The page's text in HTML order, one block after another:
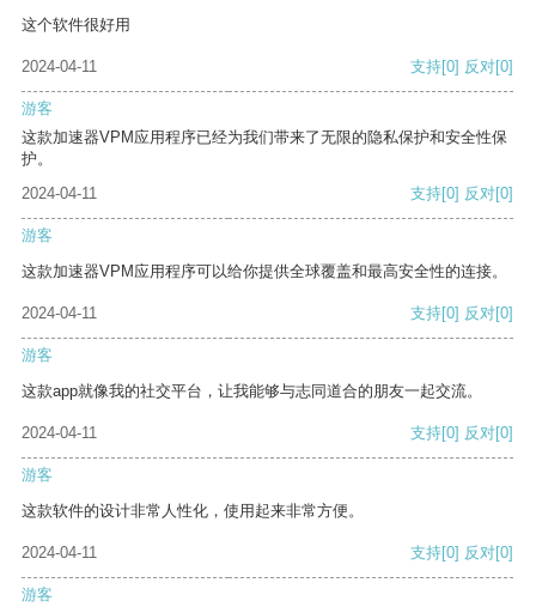
这个软件很好用
2024-04-11 支持[0] 反对[0]
游客
这款加速器VPM应用程序已经为我们带来了无限的隐私保护和安全性保
护。
2024-04-11
支持[0] 反对[0]
游客
这款加速器VPM应用程序可以给你提供全球覆盖和最高安全性的连接。
2024-04-11 支持[0] 反对[0]
游客
这款app就像我的社交平台，让我能够与志同道合的朋友一起交流。
2024-04-11 支持[0] 反对[0]
游客
这款软件的设计非常人性化，使用起来非常方便。
2024-04-11 支持[0] 反对[0]
游客